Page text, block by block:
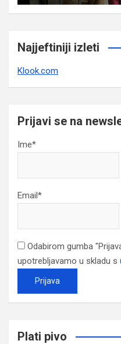
Najjeftiniji izleti
Klook.com
Prijavi se na
Ime*
Email*
Odabirom gumba
upotrebljavamo u skladu s
Plati pivo